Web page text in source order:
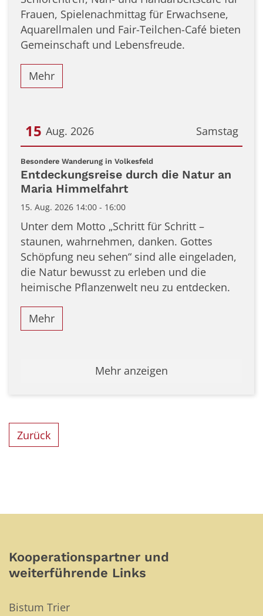
Frauen, Spielenachmittag für Erwachsene,
Aquarellmalen und Fair-Teilchen-Café bieten
Gemeinschaft und Lebensfreude.
Mehr
Samstag
15 Aug. 2026
Datum: 15. August 2026
Besondere Wanderung in Volkesfeld:
Entdeckungsreise durch die Natur an
Maria Himmelfahrt
15. Aug. 2026 14:00 - 16:00
Unter dem Motto „Schritt für Schritt –
staunen, wahrnehmen, danken. Gottes
Schöpfung neu sehen“ sind alle eingeladen,
die Natur bewusst zu erleben und die
heimische Pflanzenwelt neu zu entdecken.
Mehr
Mehr anzeigen
Zurück
Kooperationspartner und
weiterführende Links
Bistum Trier